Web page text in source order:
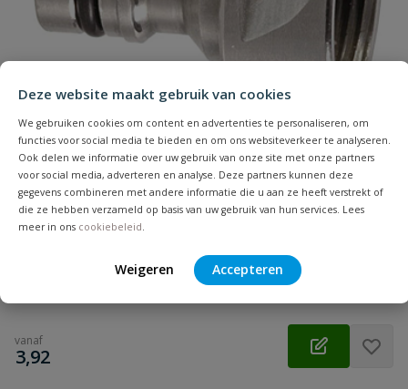
Deze website maakt gebruik van cookies
We gebruiken cookies om content en advertenties te personaliseren, om
functies voor social media te bieden en om ons websiteverkeer te analyseren.
Ook delen we informatie over uw gebruik van onze site met onze partners
voor social media, adverteren en analyse. Deze partners kunnen deze
gegevens combineren met andere informatie die u aan ze heeft verstrekt of
die ze hebben verzameld op basis van uw gebruik van hun services. Lees
meer in ons cookiebeleid.
Weigeren Accepteren
Samenvatting
Beoordeling
Beoordeling versturen
Geka Plus kraanstuk
Vernikkeld messing. Kraanstuk in ½" ¾" & 1" binnendraad voor
vanaf
€
3,92